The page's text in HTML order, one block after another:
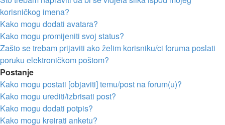
korisničkog imena?
Kako mogu dodati avatara?
Kako mogu promijeniti svoj status?
Zašto se trebam prijaviti ako želim korisniku/ci foruma poslati
poruku elektroničkom poštom?
Postanje
Kako mogu postati [objaviti] temu/post na forum(u)?
Kako mogu urediti/izbrisati post?
Kako mogu dodati potpis?
Kako mogu kreirati anketu?